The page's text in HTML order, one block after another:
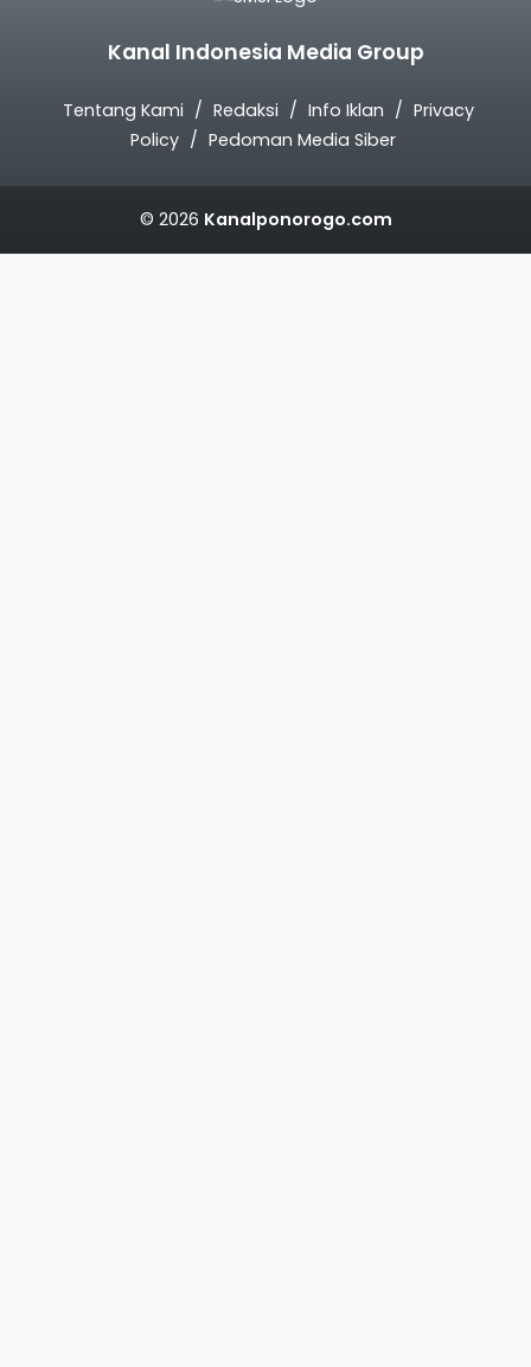
Kanal Indonesia Media Group
Tentang Kami Redaksi Info Iklan
Privacy
Policy
Pedoman Media Siber
© 2026 Kanalponorogo.com